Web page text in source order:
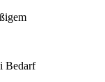
Bedarf